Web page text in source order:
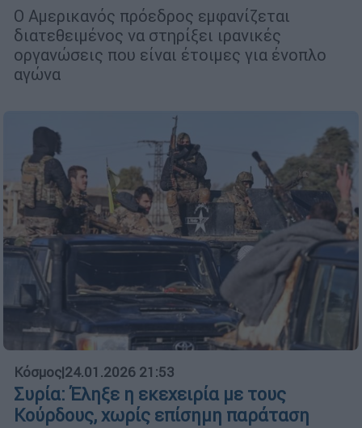
Ο Αμερικανός πρόεδρος εμφανίζεται
διατεθειμένος να στηρίξει ιρανικές
οργανώσεις που είναι έτοιμες για ένοπλο
αγώνα
Κόσμος|24.01.2026 21:53
Συρία: Έληξε η εκεχειρία με τους
Κούρδους, χωρίς επίσημη παράταση